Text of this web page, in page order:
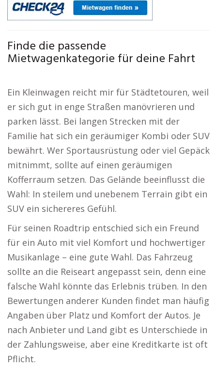
Finde die passende
Mietwagenkategorie für deine Fahrt
Ein Kleinwagen reicht mir für Städtetouren, weil
er sich gut in enge Straßen manövrieren und
parken lässt. Bei langen Strecken mit der
Familie hat sich ein geräumiger Kombi oder SUV
bewährt. Wer Sportausrüstung oder viel Gepäck
mitnimmt, sollte auf einen geräumigen
Kofferraum setzen. Das Gelände beeinflusst die
Wahl: In steilem und unebenem Terrain gibt ein
SUV ein sichereres Gefühl.
Für seinen Roadtrip entschied sich ein Freund
für ein Auto mit viel Komfort und hochwertiger
Musikanlage – eine gute Wahl. Das Fahrzeug
sollte an die Reiseart angepasst sein, denn eine
falsche Wahl könnte das Erlebnis trüben. In den
Bewertungen anderer Kunden findet man häufig
Angaben über Platz und Komfort der Autos. Je
nach Anbieter und Land gibt es Unterschiede in
der Zahlungsweise, aber eine Kreditkarte ist oft
Pflicht.